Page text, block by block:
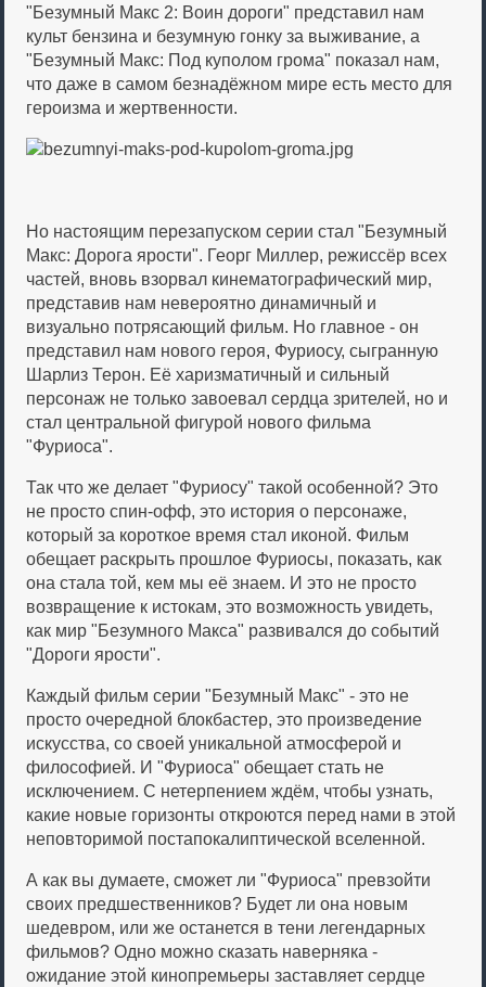
"Безумный Макс 2: Воин дороги" представил нам
культ бензина и безумную гонку за выживание, а
"Безумный Макс: Под куполом грома" показал нам,
что даже в самом безнадёжном мире есть место для
героизма и жертвенности.
Но настоящим перезапуском серии стал "Безумный
Макс: Дорога ярости". Георг Миллер, режиссёр всех
частей, вновь взорвал кинематографический мир,
представив нам невероятно динамичный и
визуально потрясающий фильм. Но главное - он
представил нам нового героя, Фуриосу, сыгранную
Шарлиз Терон. Её харизматичный и сильный
персонаж не только завоевал сердца зрителей, но и
стал центральной фигурой нового фильма
"Фуриоса".
Так что же делает "Фуриосу" такой особенной? Это
не просто спин-офф, это история о персонаже,
который за короткое время стал иконой. Фильм
обещает раскрыть прошлое Фуриосы, показать, как
она стала той, кем мы её знаем. И это не просто
возвращение к истокам, это возможность увидеть,
как мир "Безумного Макса" развивался до событий
"Дороги ярости".
Каждый фильм серии "Безумный Макс" - это не
просто очередной блокбастер, это произведение
искусства, со своей уникальной атмосферой и
философией. И "Фуриоса" обещает стать не
исключением. С нетерпением ждём, чтобы узнать,
какие новые горизонты откроются перед нами в этой
неповторимой постапокалиптической вселенной.
А как вы думаете, сможет ли "Фуриоса" превзойти
своих предшественников? Будет ли она новым
шедевром, или же останется в тени легендарных
фильмов? Одно можно сказать наверняка -
ожидание этой кинопремьеры заставляет сердце